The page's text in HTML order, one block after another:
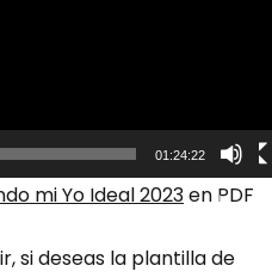
01:24:22
mi Yo Ideal 2023en PDF
si deseas la plantilla de